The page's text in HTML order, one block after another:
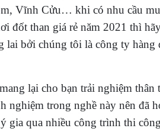
Vĩnh Cửu… khi có nhu cầu
đốt than giá rẻ năm 2021 thì
lai bởi chúng tôi là công ty hàng
lại cho bạn trải nghiệm
trong nghề này nên đã
gia qua nhiều công trình thi